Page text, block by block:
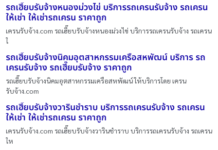
รถเฮี๊ยบรับจ้างหนองม่วงไข่ บริการรถเครนรับจ้าง รถเครน
ให้เช่า ให้เช่ารถเครน ราคาถูก
เครนรับจ้าง.com รถเฮี๊ยบรับจ้างหนองม่วงไข่ บริการรถเครนรับจ้าง รถเครน
ใ
รถเฮี๊ยบรับจ้างนิคมอุตสาหกรรมเครือสหพัฒน์ บริการ รถ
เครนรับจ้าง รถเฮี๊ยบรับจ้าง ราคาถูก
รถเฮี๊ยบรับจ้างนิคมอุตสาหกรรมเครือสหพัฒน์ ให้บริการโดย เครน
รับจ้าง.com
รถเฮี๊ยบรับจ้างวารินชำราบ บริการรถเครนรับจ้าง รถเครน
ให้เช่า ให้เช่ารถเครน ราคาถูก
เครนรับจ้าง.com รถเฮี๊ยบรับจ้างวารินชำราบ บริการรถเครนรับจ้าง รถเครน
ให